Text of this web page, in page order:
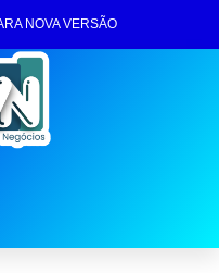
NOVA VERSÃO